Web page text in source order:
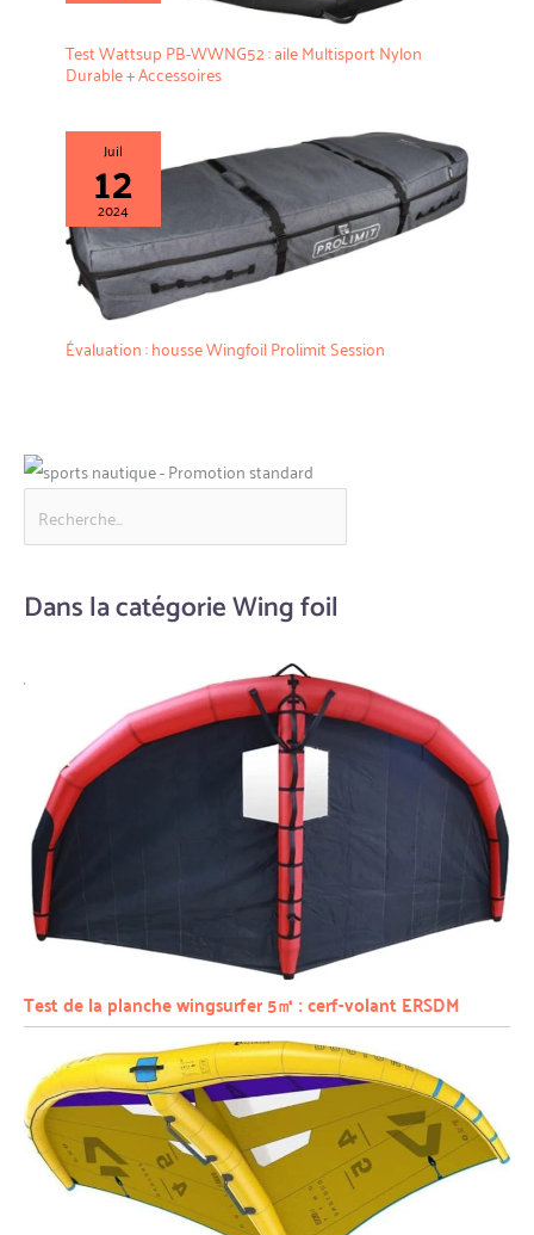
Test Wattsup PB-WWNG52 : aile Multisport Nylon
Durable + Accessoires
Juil
12
2024
Évaluation : housse Wingfoil Prolimit Session
Dans la catégorie Wing foil
Test de la planche wingsurfer 5㎡ : cerf-volant ERSDM